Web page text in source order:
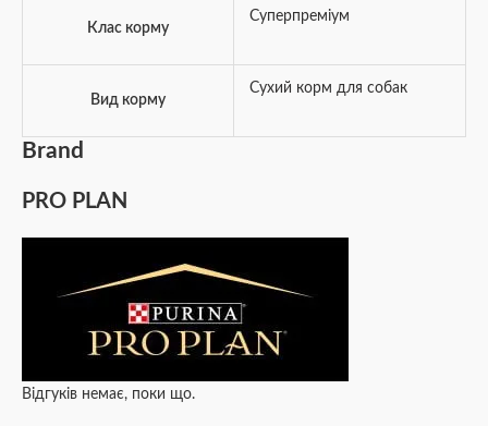
Клас корму
Суперпреміум
Вид корму
Сухий корм для собак
Brand
PRO PLAN
Відгуків немає, поки що.